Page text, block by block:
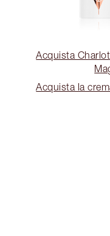
Acquista
Acquista la